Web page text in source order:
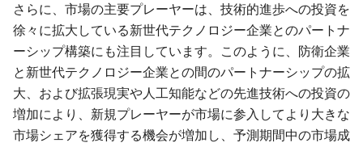
さらに、市場の主要プレーヤーは、技術的進歩への投資を
徐々に拡大している新世代テクノロジー企業とのパートナ
ーシップ構築にも注目しています。このように、防衛企業
と新世代テクノロジー企業との間のパートナーシップの拡
大、および拡張現実や人工知能などの先進技術への投資の
増加により、新規プレーヤーが市場に参入してより大きな
市場シェアを獲得する機会が増加し、予測期間中の市場成